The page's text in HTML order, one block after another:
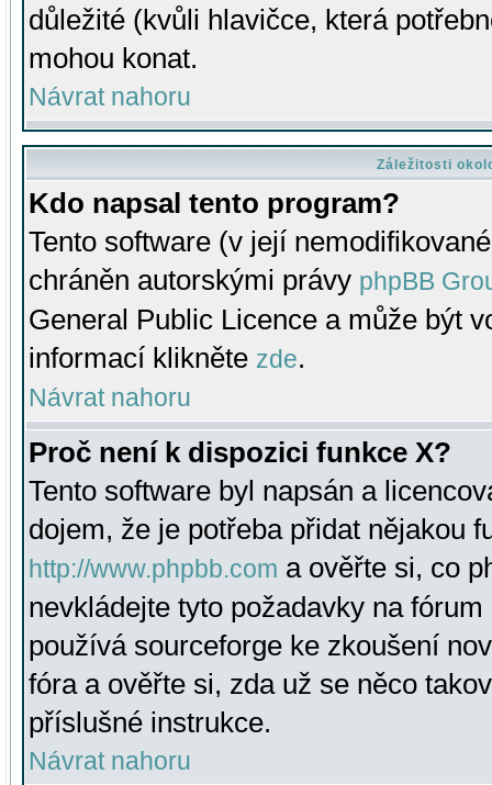
důležité (kvůli hlavičce, která
mohou konat.
Návrat nahoru
Záležitosti
Kdo napsal tento program?
Tento software (v její
chráněn autorskými právy phpBB
General Public Licence a může být
informací klikněte zde.
Návrat nahoru
Proč není k dispozici funkce X?
Tento software byl napsán a
dojem, že je potřeba přidat nějakou
http://www.phpbb.com a ověřte si, co
nevkládejte tyto požadavky na
používá sourceforge ke zkoušení
fóra a ověřte si, zda už se něco
příslušné instrukce.
Návrat nahoru